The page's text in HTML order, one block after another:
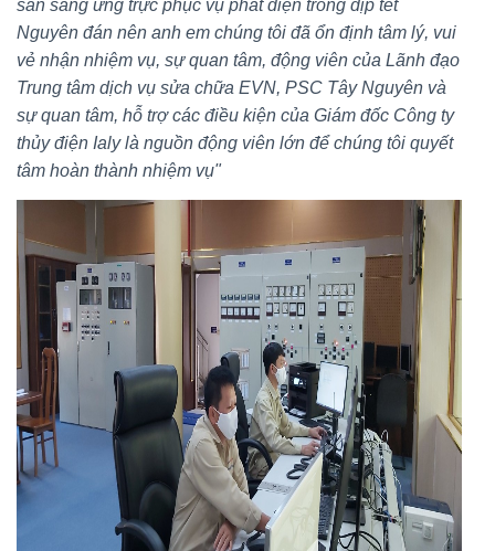
sẵn sàng ứng trực phục vụ phát điện trong dịp tết
Nguyên đán nên anh em chúng tôi đã ổn định tâm lý, vui
vẻ nhận nhiệm vụ, sự quan tâm, động viên của Lãnh đạo
Trung tâm dịch vụ sửa chữa EVN, PSC Tây Nguyên và
sự quan tâm, hỗ trợ các điều kiện của Giám đốc Công ty
thủy điện Ialy là nguồn động viên lớn để chúng tôi quyết
tâm hoàn thành nhiệm vụ"